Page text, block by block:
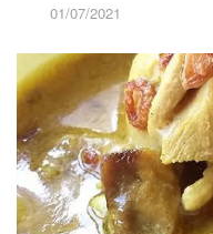
01/07/2021